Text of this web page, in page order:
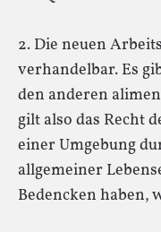
2. Die neuen
verhandelbar. Es
den anderen
gilt also das Recht
einer Umgebung
allgemeiner
Bedencken haben,